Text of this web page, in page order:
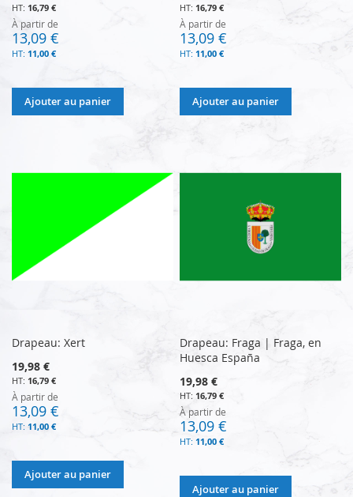
16,79 €
À partir de
13,09 €
11,00 €
Ajouter au panier
16,79 €
À partir de
13,09 €
11,00 €
Ajouter au panier
Drapeau: Xert
19,98 €
16,79 €
À partir de
13,09 €
11,00 €
Ajouter au panier
Drapeau: Fraga | Fraga, en
Huesca España
19,98 €
16,79 €
À partir de
13,09 €
11,00 €
Ajouter au panier